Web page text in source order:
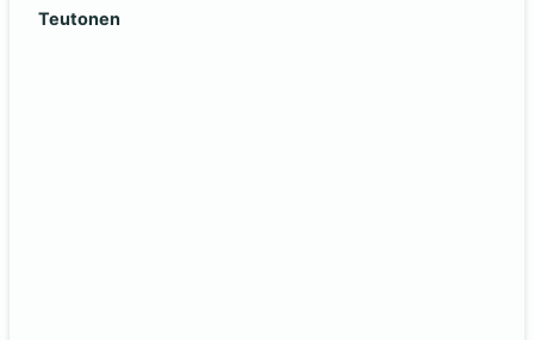
Teutonen